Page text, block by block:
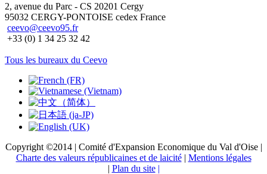
2, avenue du Parc - CS 20201 Cergy
95032 CERGY-PONTOISE cedex France
ceevo@ceevo95.fr
+33 (0) 1 34 25 32 42
Tous les bureaux du Ceevo
Copyright ©2014 | Comité d'Expansion Economique du Val d'Oise |
Charte des valeurs républicaines et de laicité| Mentions légales
| Plan du site |